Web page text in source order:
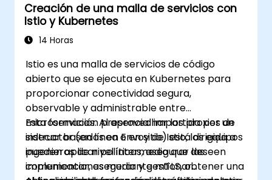
Creación de una malla de servicios con
Istio y Kubernetes
14 Horas
Istio es una malla de servicios de código
abierto que se ejecuta en Kubernetes para
proporcionar conectividad segura,
observable y administrable entre
microservicios. Al aprovechar los proxies de
sidecar basados en Envoy de Istio, los equipos
pueden aplicar políticas, asegurar las
comunicaciones mediante mTLS, obtener una
Esta formación presencial impartida por un
instructor (en línea o en sitio) está dirigida a
ingenieros de nivel intermedio que deseen
implementar, asegurar y gestionar